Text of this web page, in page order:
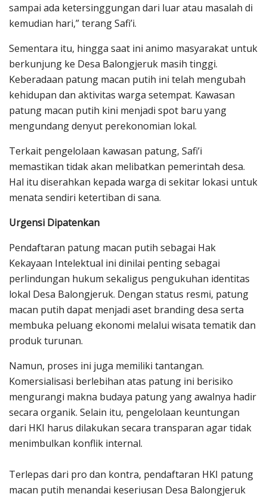
sampai ada ketersinggungan dari luar atau masalah di
kemudian hari,” terang Safi’i.
Sementara itu, hingga saat ini animo masyarakat untuk
berkunjung ke Desa Balongjeruk masih tinggi.
Keberadaan patung macan putih ini telah mengubah
kehidupan dan aktivitas warga setempat. Kawasan
patung macan putih kini menjadi spot baru yang
mengundang denyut perekonomian lokal.
Terkait pengelolaan kawasan patung, Safi’i
memastikan tidak akan melibatkan pemerintah desa.
Hal itu diserahkan kepada warga di sekitar lokasi untuk
menata sendiri ketertiban di sana.
Urgensi Dipatenkan
Pendaftaran patung macan putih sebagai Hak
Kekayaan Intelektual ini dinilai penting sebagai
perlindungan hukum sekaligus pengukuhan identitas
lokal Desa Balongjeruk. Dengan status resmi, patung
macan putih dapat menjadi aset branding desa serta
membuka peluang ekonomi melalui wisata tematik dan
produk turunan.
Namun, proses ini juga memiliki tantangan.
Komersialisasi berlebihan atas patung ini berisiko
mengurangi makna budaya patung yang awalnya hadir
secara organik. Selain itu, pengelolaan keuntungan
dari HKI harus dilakukan secara transparan agar tidak
menimbulkan konflik internal.
Terlepas dari pro dan kontra, pendaftaran HKI patung
macan putih menandai keseriusan Desa Balongjeruk